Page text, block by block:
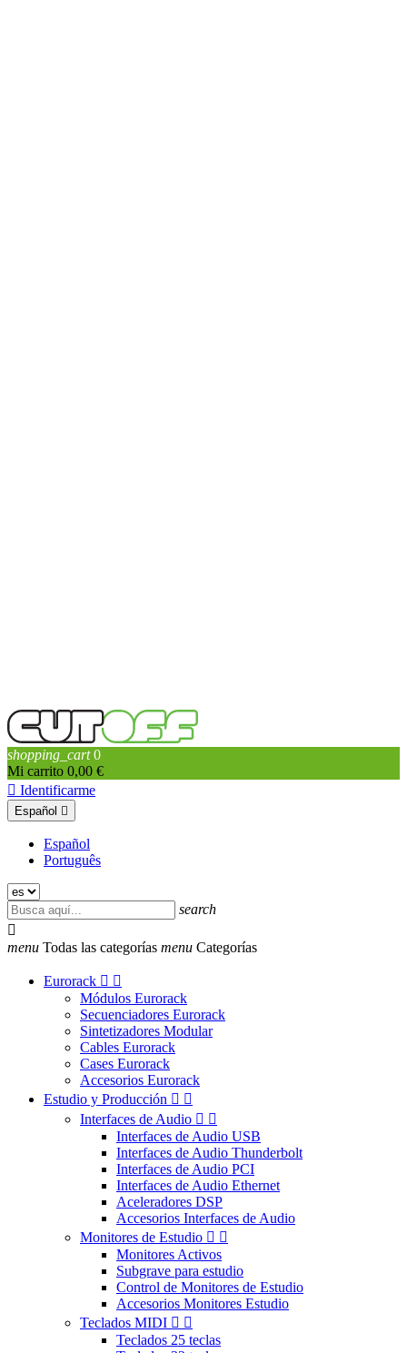
shopping_cart 0
Mi carrito 0,00 €
 Identificarme
Español 
Español
Português
search

menu Todas las categorías menu Categorías
Eurorack  
Módulos Eurorack
Secuenciadores Eurorack
Sintetizadores Modular
Cables Eurorack
Cases Eurorack
Accesorios Eurorack
Estudio y Producción  
Interfaces de Audio  
Interfaces de Audio USB
Interfaces de Audio Thunderbolt
Interfaces de Audio PCI
Interfaces de Audio Ethernet
Aceleradores DSP
Accesorios Interfaces de Audio
Monitores de Estudio  
Monitores Activos
Subgrave para estudio
Control de Monitores de Estudio
Accesorios Monitores Estudio
Teclados MIDI  
Teclados 25 teclas